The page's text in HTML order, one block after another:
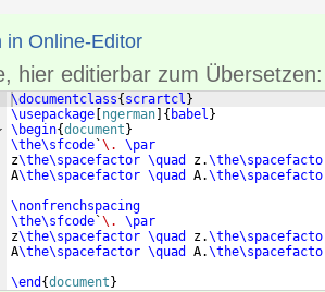
in Online-Editor
hier editierbar zum Übersetzen:
\documentclass{ scrartcl }
\usepackage ngerman { babel }
\begin{document }
\the\sfcode `\.
\par
z\the\spacefactor \quad z.
A\the\spacefactor \quad A.
\nonfrenchspacing
\the\sfcode `\.
\par
z\the\spacefactor \quad z.
A\the\spacefactor \quad A.
\end {document }